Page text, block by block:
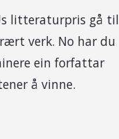
litteraturpris gå til
verk. No har du
ein forfattar
å vinne.